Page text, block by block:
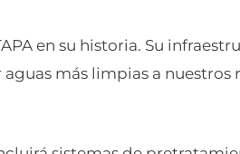
en su historia. Su
más limpias a nuestros